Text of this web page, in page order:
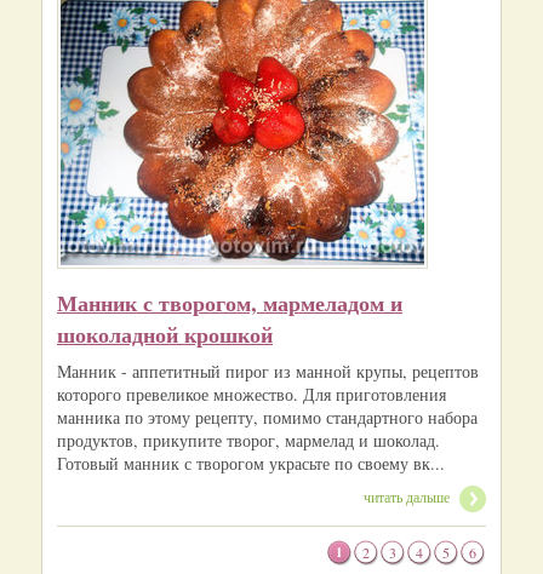
Манник с творогом, мармеладом и
шоколадной крошкой
Манник - аппетитный пирог из манной крупы, рецептов
которого превеликое множество. Для приготовления
манника по этому рецепту, помимо стандартного набора
продуктов, прикупите творог, мармелад и шоколад.
Готовый манник с творогом украсьте по своему вк...
читать дальше
1 2 3 4 5 6